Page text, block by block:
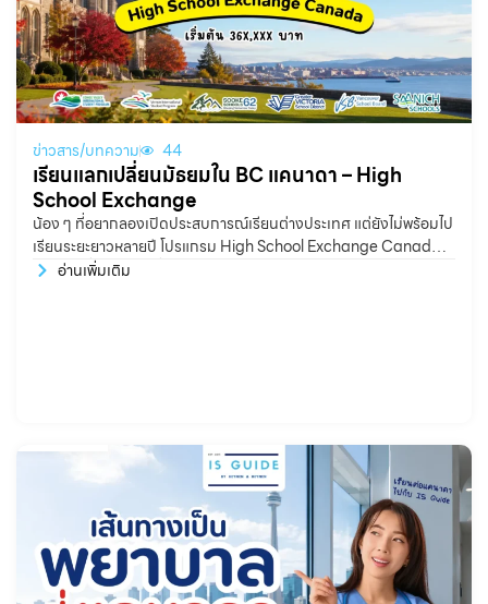
ข่าวสาร/บทความ 44
เรียนแลกเปลี่ยนมัธยมใน BC แคนาดา – High
School Exchange
น้อง ๆ ที่อยากลองเปิดประสบการณ์เรียนต่างประเทศ แต่ยังไม่พร้อมไป
เรียนระยะยาวหลายปี โปรแกรม High School Exchange Canada
เป็นอีกหนึ่งตัวเลือกที่น่าสนใจ โดยสามารถเลือกไปเรียนได้ทั้งแบบ 1
อ่านเพิ่มเติม